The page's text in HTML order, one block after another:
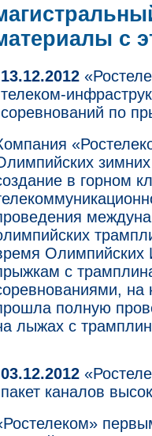
с
13.12.2012
телеком-
соревнований по
в горном
Олимпийских
с
на
полную
лыжах с
03.12.2012
пакет каналов